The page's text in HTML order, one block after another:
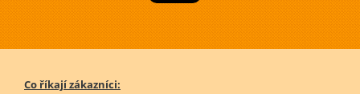
Co říkají zákazníci: